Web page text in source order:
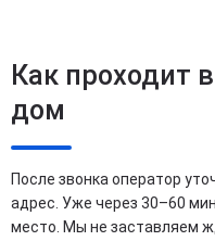
Как проходит
дом
После звонка оператор
адрес. Уже через 30–60
место. Мы не заставляем